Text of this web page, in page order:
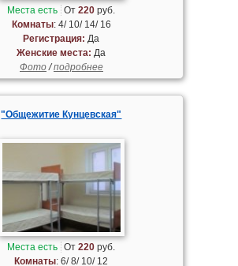
Места есть От220 руб.
Комнаты: 4/ 10/ 14/ 16
Регистрация: Да
Женские места: Да
Фото/подробнее
"Общежитие Кунцевская"
Места есть От220 руб.
Комнаты: 6/ 8/ 10/ 12